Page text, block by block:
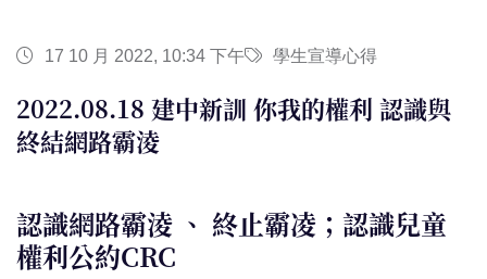
17 10 月 2022, 10:34 下午 學生宣導心得
2022.08.18 建中新訓 你我的權利 認識與
終結網路霸淩
認識網路霸淩 、 終止霸凌；認識兒童
權利公約CRC